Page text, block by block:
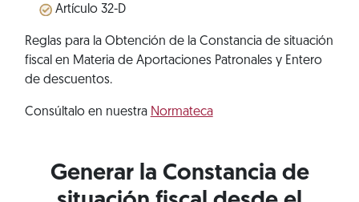
Artículo 32-D
Reglas para la Obtención de la Constancia de situación
fiscal en Materia de Aportaciones Patronales y Entero
de descuentos.
Consúltalo en nuestra Normateca
Generar la Constancia de